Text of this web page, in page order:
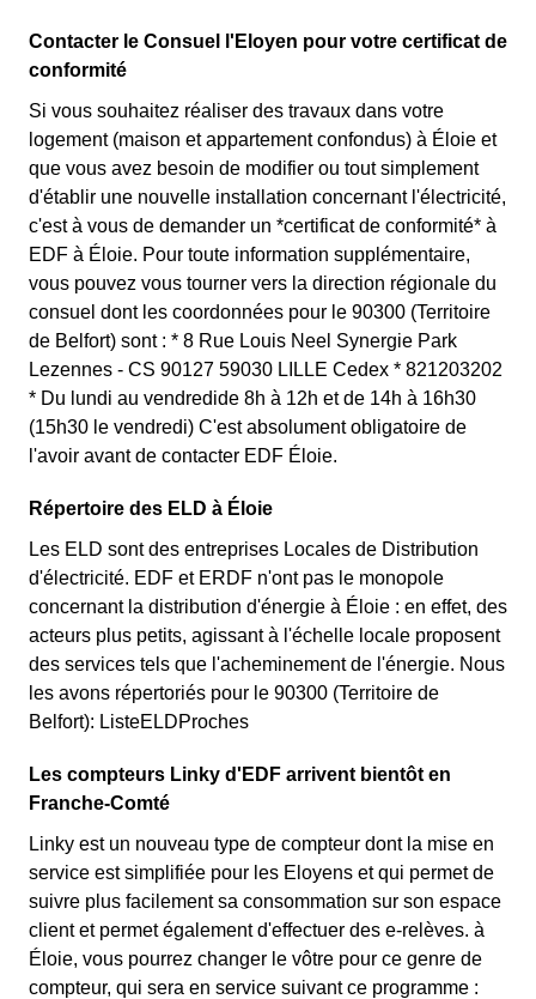
Contacter le Consuel l'Eloyen pour votre certificat de
conformité
Si vous souhaitez réaliser des travaux dans votre
logement (maison et appartement confondus) à Éloie et
que vous avez besoin de modifier ou tout simplement
d'établir une nouvelle installation concernant l'électricité,
c'est à vous de demander un *certificat de conformité* à
EDF à Éloie. Pour toute information supplémentaire,
vous pouvez vous tourner vers la direction régionale du
consuel dont les coordonnées pour le 90300 (Territoire
de Belfort) sont : * 8 Rue Louis Neel Synergie Park
Lezennes - CS 90127 59030 LILLE Cedex * 821203202
* Du lundi au vendredide 8h à 12h et de 14h à 16h30
(15h30 le vendredi) C'est absolument obligatoire de
l'avoir avant de contacter EDF Éloie.
Répertoire des ELD à Éloie
Les ELD sont des entreprises Locales de Distribution
d'électricité. EDF et ERDF n'ont pas le monopole
concernant la distribution d'énergie à Éloie : en effet, des
acteurs plus petits, agissant à l'échelle locale proposent
des services tels que l'acheminement de l'énergie. Nous
les avons répertoriés pour le 90300 (Territoire de
Belfort): ListeELDProches
Les compteurs Linky d'EDF arrivent bientôt en
Franche-Comté
Linky est un nouveau type de compteur dont la mise en
service est simplifiée pour les Eloyens et qui permet de
suivre plus facilement sa consommation sur son espace
client et permet également d'effectuer des e-relèves. à
Éloie, vous pourrez changer le vôtre pour ce genre de
compteur, qui sera en service suivant ce programme :